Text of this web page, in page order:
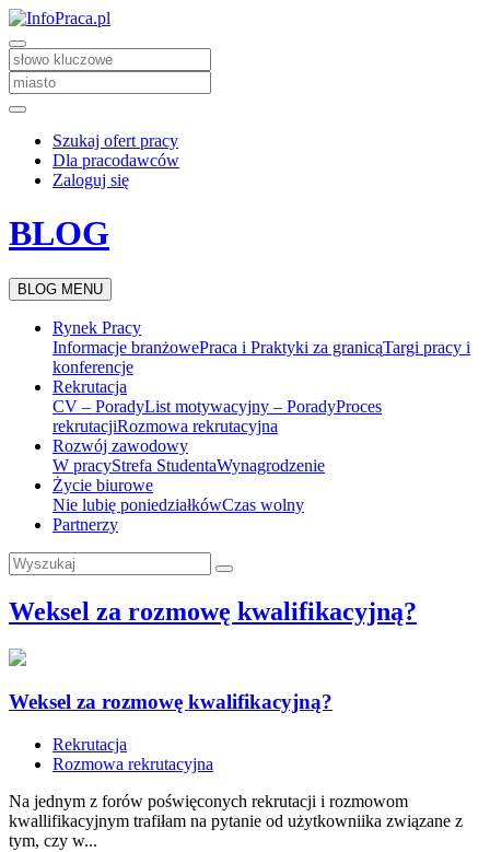
Szukaj ofert pracy
Dla pracodawców
Zaloguj się
BLOG
BLOG MENU
Rynek Pracy
Informacje branżowePraca i Praktyki za granicąTargi pracy i
konferencje
Rekrutacja
CV – PoradyList motywacyjny – PoradyProces
rekrutacjiRozmowa rekrutacyjna
Rozwój zawodowy
W pracyStrefa StudentaWynagrodzenie
Życie biurowe
Nie lubię poniedziałkówCzas wolny
Partnerzy
Weksel za rozmowę kwalifikacyjną?
Weksel za rozmowę kwalifikacyjną?
Rekrutacja
Rozmowa rekrutacyjna
Na jednym z forów poświęconych rekrutacji i rozmowom
kwallifikacyjnym trafiłam na pytanie od użytkowniika związane z
tym, czy w...